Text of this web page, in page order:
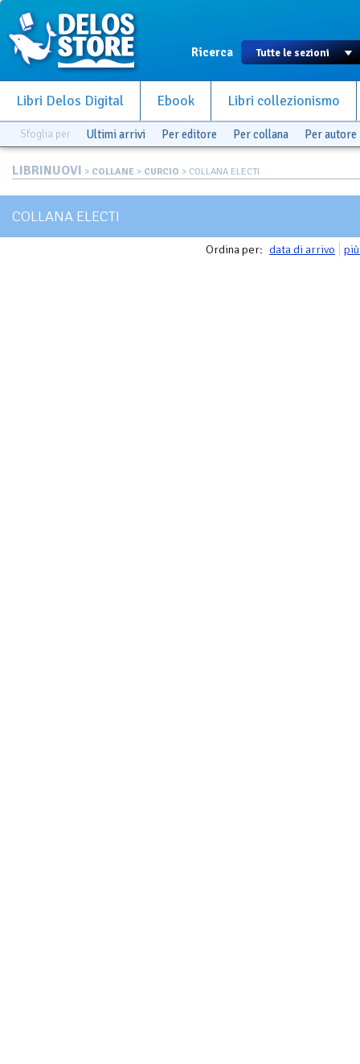
Ricerca
Libri Delos Digital Ebook Libri collezionismo
Sfoglia per Ultimi arrivi Per editore Per collana Per autore
LIBRINUOVI > COLLANE > CURCIO > COLLANA ELECTI
COLLANA ELECTI
Ordina per: data di arrivo